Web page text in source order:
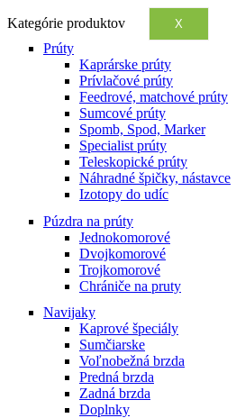
Kategórie produktov X
Prúty
Kaprárske prúty
Prívlačové prúty
Feedrové, matchové prúty
Sumcové prúty
Spomb, Spod, Marker
Specialist prúty
Teleskopické prúty
Náhradné špičky, nástavce
Izotopy do udíc
Púzdra na prúty
Jednokomorové
Dvojkomorové
Trojkomorové
Chrániče na pruty
Navijaky
Kaprové špeciály
Sumčiarske
Voľnobežná brzda
Predná brzda
Zadná brzda
Doplnky